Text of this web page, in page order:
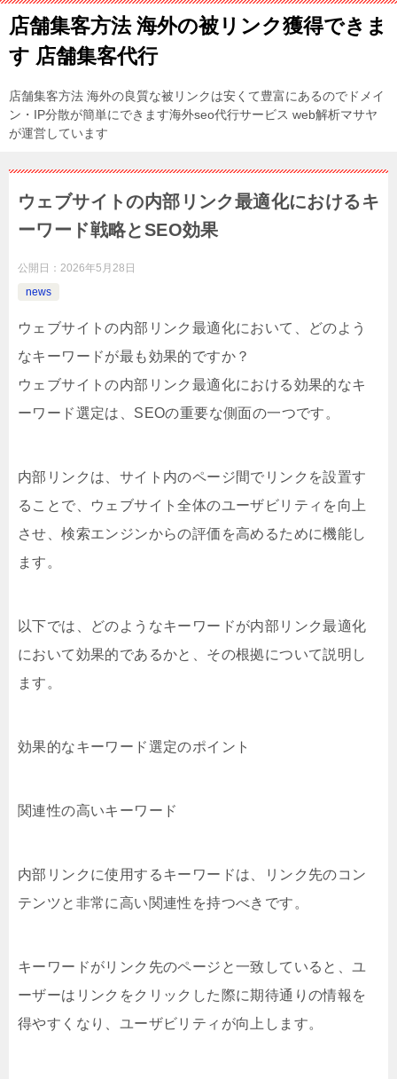
店舗集客方法 海外の被リンク獲得できま
す 店舗集客代行
店舗集客方法 海外の良質な被リンクは安くて豊富にあるのでドメイ
ン・IP分散が簡単にできます海外seo代行サービス web解析マサヤ
が運営しています
ウェブサイトの内部リンク最適化におけるキ
ーワード戦略とSEO効果
公開日： 2026年5月28日
news
ウェブサイトの内部リンク最適化において、どのよう
なキーワードが最も効果的ですか？
ウェブサイトの内部リンク最適化における効果的なキ
ーワード選定は、SEOの重要な側面の一つです。
内部リンクは、サイト内のページ間でリンクを設置す
ることで、ウェブサイト全体のユーザビリティを向上
させ、検索エンジンからの評価を高めるために機能し
ます。
以下では、どのようなキーワードが内部リンク最適化
において効果的であるかと、その根拠について説明し
ます。
効果的なキーワード選定のポイント
関連性の高いキーワード
内部リンクに使用するキーワードは、リンク先のコン
テンツと非常に高い関連性を持つべきです。
キーワードがリンク先のページと一致していると、ユ
ーザーはリンクをクリックした際に期待通りの情報を
得やすくなり、ユーザビリティが向上します。